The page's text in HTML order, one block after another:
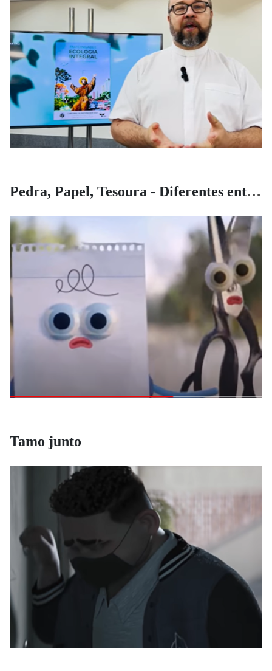
Pedra, Papel, Tesoura - Diferentes entre iguais
Tamo junto